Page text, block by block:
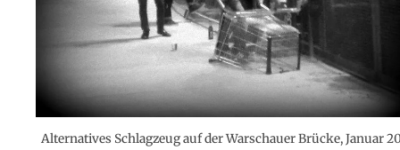
Alternatives Schlagzeug auf der Warschauer Brücke, Januar